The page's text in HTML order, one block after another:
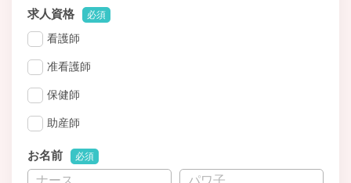
求人資格 必須
看護師
准看護師
保健師
助産師
お名前 必須